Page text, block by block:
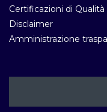
Certificazioni di Qualità
Disclaimer
Amministrazione